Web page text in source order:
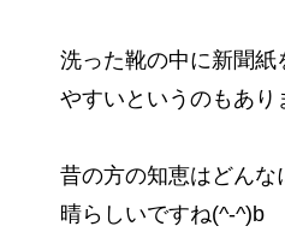
洗った靴の中に新聞紙
やすいというのもあり
昔の方の知恵はどん
晴らしいですね(^-^)b